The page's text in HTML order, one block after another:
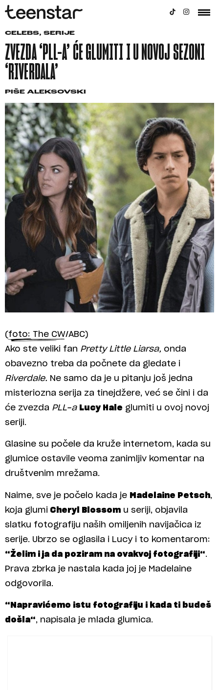
CELEBS, SERIJE
ZVEZDA ‘PLL-A’ ĆE GLUMITI I U NOVOJ SEZONI
‘RIVERDALA’
PIŠE ALEKSOVSKI
(foto: The CW/ABC)
Ako ste veliki fan Pretty Little Liarsa, onda
obavezno treba da počnete da gledate i
Riverdale. Ne samo da je u pitanju još jedna
misteriozna serija za tinejdžere, već se čini i da
će zvezda PLL-a Lucy Hale glumiti u ovoj novoj
seriji.
Glasine su počele da kruže internetom, kada su
glumice ostavile veoma zanimljiv komentar na
društvenim mrežama.
Naime, sve je počelo kada je Madelaine Petsch,
koja glumi Cheryl Blossom u seriji, objavila
slatku fotografiju naših omiljenih navijačica iz
serije. Ubrzo se oglasila i Lucy i to komentarom:
“Želim i ja da poziram na ovakvoj fotografiji“.
Prava zbrka je nastala kada joj je Madelaine
odgovorila.
“Napravićemo istu fotografiju i kada ti budeš
došla“, napisala je mlada glumica.